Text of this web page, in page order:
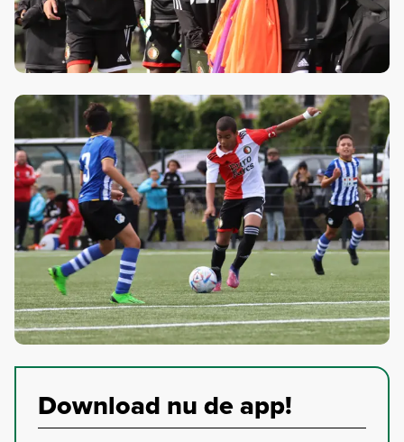
Download nu de app!